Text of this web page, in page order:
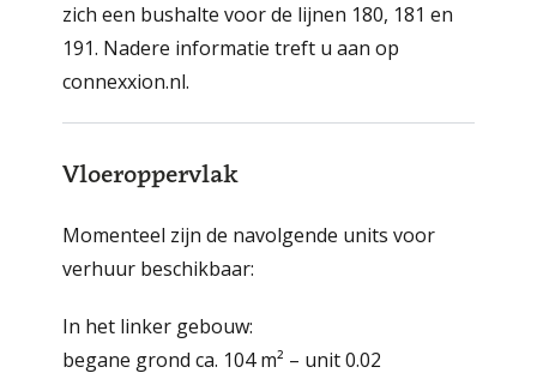
zich een bushalte voor de lijnen 180, 181 en
191. Nadere informatie treft u aan op
connexxion.nl.
Vloeroppervlak
Momenteel zijn de navolgende units voor
verhuur beschikbaar:
In het linker gebouw:
begane grond ca. 104 m² – unit 0.02